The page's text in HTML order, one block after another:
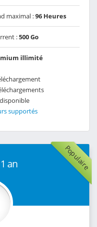
maximal :96 Heures
:500 Go
illimité
supportés
Populaire
an